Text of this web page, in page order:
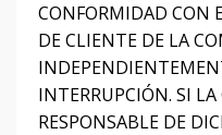
CONFORMIDAD CON
DE CLIENTE DE LA
INTERRUPCIÓN. SI LA
RESPONSABLE DE